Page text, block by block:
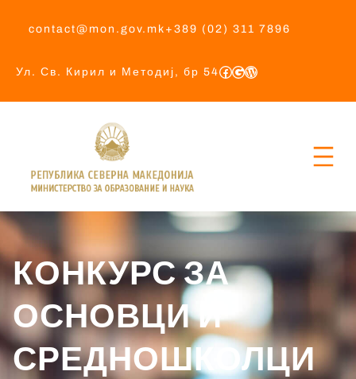
contact@mon.gov.mk +389 (02) 311 7896
Ул. Св. Кирил и Методиј, бр 54
КОНКУРС ЗА
ОСНОВЦИ И
СРЕДНОШКОЛЦИ